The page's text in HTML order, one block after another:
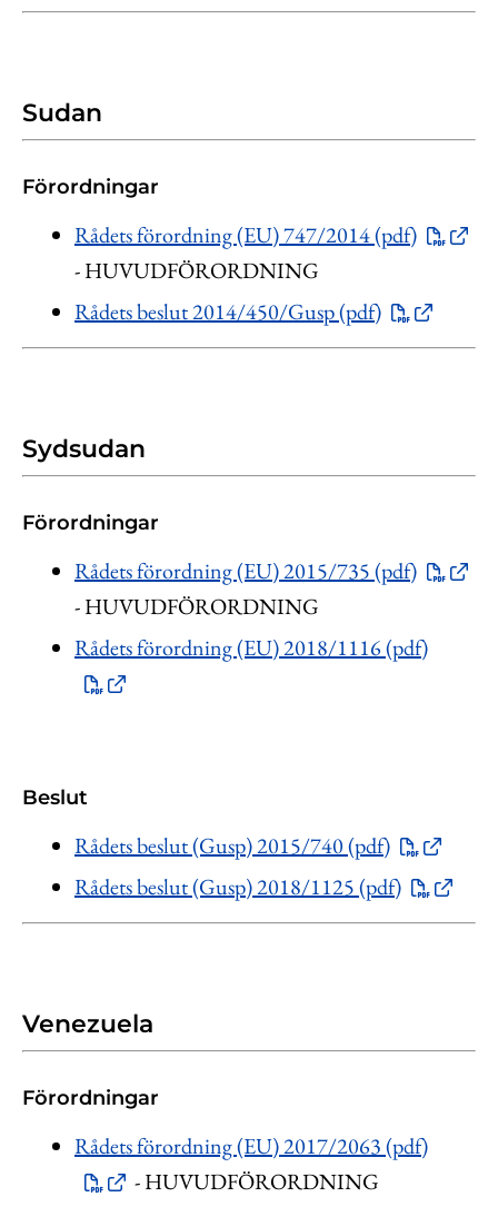
Sudan
Förordningar
Rådets förordning (EU) 747/2014 (pdf)
- HUVUDFÖRORDNING
Rådets beslut 2014/450/Gusp (pdf)
Sydsudan
Förordningar
Rådets förordning (EU) 2015/735 (pdf)
- HUVUDFÖRORDNING
Rådets förordning (EU) 2018/1116 (pdf)
Beslut
Rådets beslut (Gusp) 2015/740 (pdf)
Rådets beslut (Gusp) 2018/1125 (pdf)
Venezuela
Förordningar
Rådets förordning (EU) 2017/2063 (pdf)
- HUVUDFÖRORDNING